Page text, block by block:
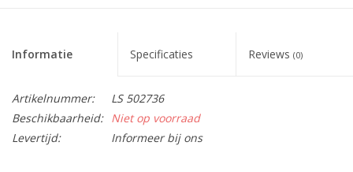
Informatie Specificaties Reviews (0)
Artikelnummer:
LS 502736
Beschikbaarheid: Niet op voorraad
Levertijd:
Informeer bij ons